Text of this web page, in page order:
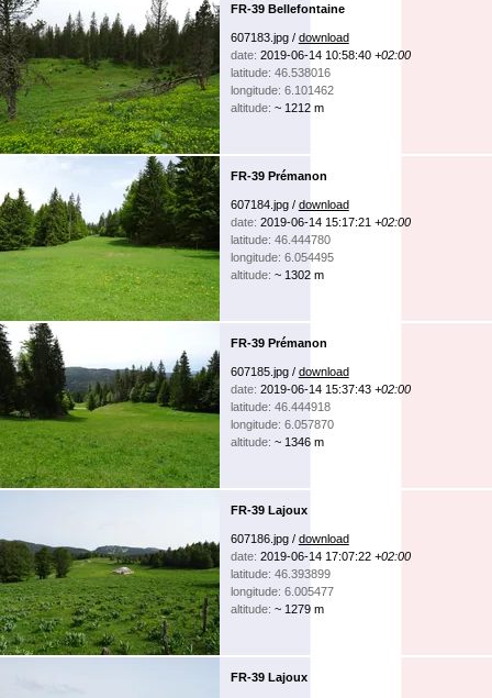
FR-39 Bellefontaine
607183.jpg / download
date: 2019-06-14 10:58:40 +02:00
latitude: 46.538016
longitude: 6.101462
altitude: ~ 1212 m
FR-39 Prémanon
607184.jpg / download
date: 2019-06-14 15:17:21 +02:00
latitude: 46.444780
longitude: 6.054495
altitude: ~ 1302 m
FR-39 Prémanon
607185.jpg / download
date: 2019-06-14 15:37:43 +02:00
latitude: 46.444918
longitude: 6.057870
altitude: ~ 1346 m
FR-39 Lajoux
607186.jpg / download
date: 2019-06-14 17:07:22 +02:00
latitude: 46.393899
longitude: 6.005477
altitude: ~ 1279 m
FR-39 Lajoux